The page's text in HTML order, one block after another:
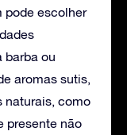
pode escolher
barba ou
aromas sutis,
naturais, como
presente não